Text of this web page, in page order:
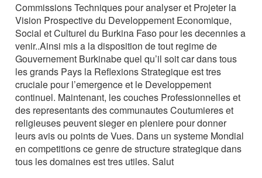
Commissions Techniques pour analyser et Projeter la
Vision Prospective du Developpement Economique,
Social et Culturel du Burkina Faso pour les decennies a
venir..Ainsi mis a la disposition de tout regime de
Gouvernement Burkinabe quel qu’il soit car dans tous
les grands Pays la Reflexions Strategique est tres
cruciale pour l’emergence et le Developpement
continuel. Maintenant, les couches Professionnelles et
des representants des communautes Coutumieres et
religieuses peuvent sieger en pleniere pour donner
leurs avis ou points de Vues. Dans un systeme Mondial
en competitions ce genre de structure strategique dans
tous les domaines est tres utiles. Salut